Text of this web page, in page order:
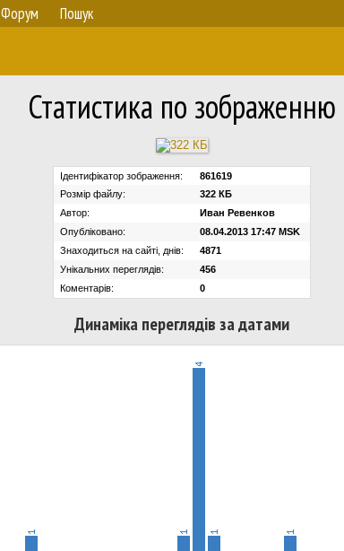
Форум Пошук
Статистика по зображенню
Ідентифікатор зображення:
861619
Розмір файлу:
322 КБ
Автор:
Иван Ревенков
Опубліковано:
08.04.2013 17:47 MSK
Знаходиться на сайті, днів:
4871
Унікальних переглядів:
456
Коментарів:
0
Динаміка переглядів за датами